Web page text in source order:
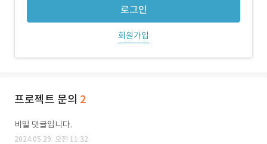
로그인
회원가입
프로젝트 문의 2
비밀 댓글입니다.
2024.05.29. 오전 11:32